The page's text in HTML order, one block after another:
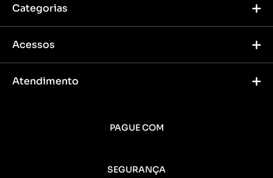
Categorias
Acessos
Atendimento
PAGUE COM
SEGURANÇA